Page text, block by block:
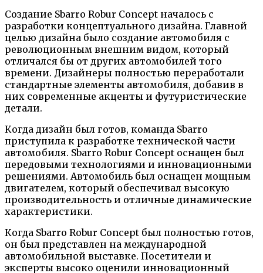
Создание Sbarro Robur Concept началось с
разработки концептуального дизайна. Главной
целью дизайна было создание автомобиля с
революционным внешним видом, который
отличался бы от других автомобилей того
времени. Дизайнеры полностью переработали
стандартные элементы автомобиля, добавив в
них современные акценты и футуристические
детали.
Когда дизайн был готов, команда Sbarro
приступила к разработке технической части
автомобиля. Sbarro Robur Concept оснащен был
передовыми технологиями и инновационными
решениями. Автомобиль был оснащен мощным
двигателем, который обеспечивал высокую
производительность и отличные динамические
характеристики.
Когда Sbarro Robur Concept был полностью готов,
он был представлен на международной
автомобильной выставке. Посетители и
эксперты высоко оценили инновационный